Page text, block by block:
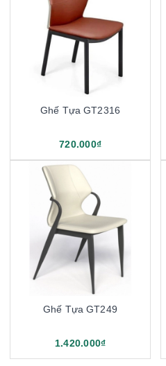
Ghế Tựa GT2316
720.000₫
Ghế Tựa GT249
1.420.000₫